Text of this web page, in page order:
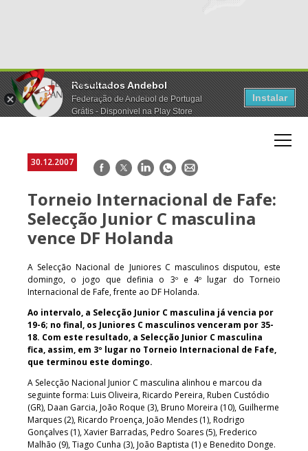
Resultados Andebol
Federação de Andebol de Portugal
Grátis - Disponivel na Play Store
Instalar
30.12.2007 Facebook
TwitterLinkedInWhatsApp
E-
Torneio Internacional de Fafe:
Selecção Junior C masculina
vence DF Holanda
A Selecção Nacional de Juniores C masculinos disputou, este
domingo, o jogo que definia o 3º e 4º lugar do Torneio
Internacional de Fafe, frente ao DF Holanda.
Ao intervalo, a Selecção Junior C masculina já vencia por
19-6; no final, os Juniores C masculinos venceram por 35-
18. Com este resultado, a Selecção Junior C masculina
fica, assim, em 3º lugar no Torneio Internacional de Fafe,
que terminou este domingo.
A Selecção Nacional Junior C masculina alinhou e marcou da
seguinte forma: Luis Oliveira, Ricardo Pereira, Ruben Custódio
(GR), Daan Garcia, João Roque (3), Bruno Moreira (10), Guilherme
Marques (2), Ricardo Proença, João Mendes (1), Rodrigo
Gonçalves (1), Xavier Barradas, Pedro Soares (5), Frederico
Malhão (9), Tiago Cunha (3), João Baptista (1) e Benedito Donge.